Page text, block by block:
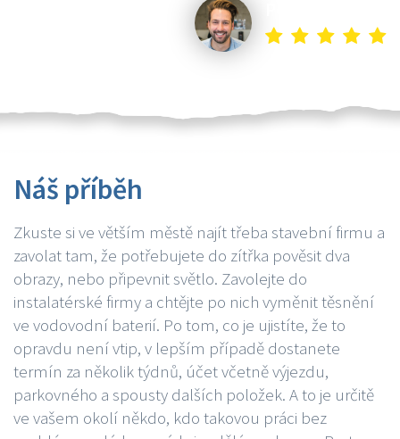
Náš příběh
Zkuste si ve větším městě najít třeba stavební firmu a
zavolat tam, že potřebujete do zítřka pověsit dva
obrazy, nebo připevnit světlo. Zavolejte do
instalatérské firmy a chtějte po nich vyměnit těsnění
ve vodovodní baterií. Po tom, co je ujistíte, že to
opravdu není vtip, v lepším případě dostanete
termín za několik týdnů, účet včetně výjezdu,
parkovného a spousty dalších položek. A to je určitě
ve vašem okolí někdo, kdo takovou práci bez